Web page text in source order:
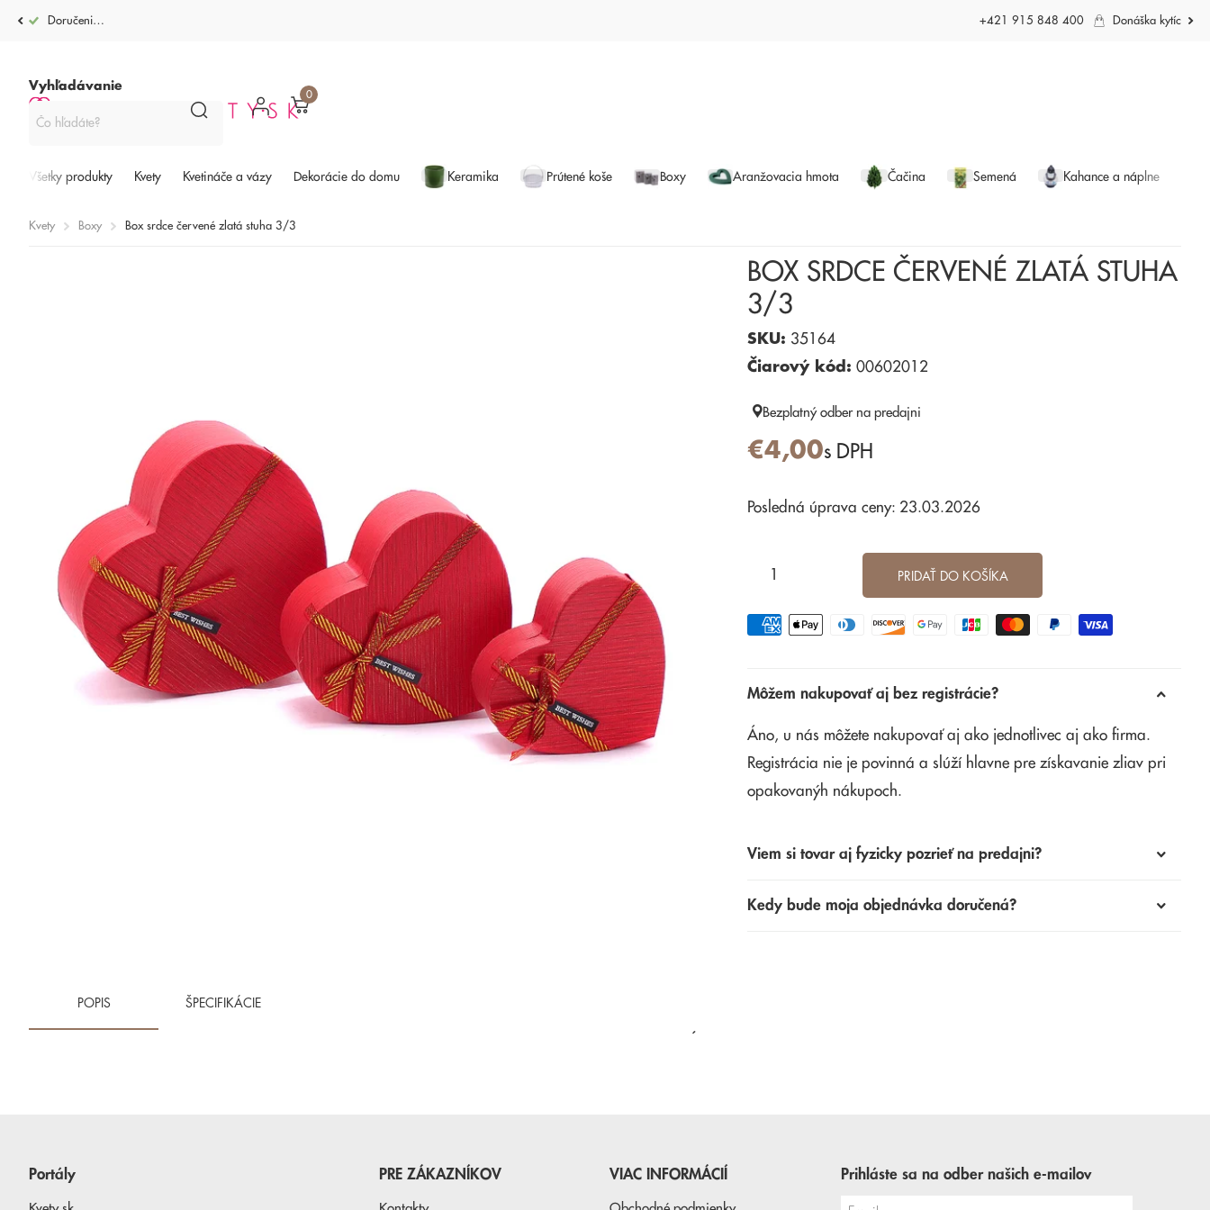
Doručenie po celej SR od 4,99€ +421 915 848 400 Donáška kytíc
Vyhľadávanie
0
Všetky produkty Kvety Kvetináče a vázy Dekorácie do domu Keramika Prútené koše Boxy Aranžovacia hmota Čačina Semená Kahance a náplne
Kvety Boxy Box srdce červené zlatá stuha 3/3
BOX SRDCE ČERVENÉ ZLATÁ STUHA
3/3
SKU: 35164
Čiarový kód: 00602012
Bezplatný odber na predajni
€4,00s DPH
Posledná úprava ceny: 23.03.2026
PRIDAŤ DO KOŠÍKA
Môžem nakupovať aj bez registrácie?
Áno, u nás môžete nakupovať aj ako jednotlivec aj ako firma.
Registrácia nie je povinná a slúží hlavne pre získavanie zliav pri
opakovanýh nákupoch.
Viem si tovar aj fyzicky pozrieť na predajni?
Kedy bude moja objednávka doručená?
POPIS ŠPECIFIKÁCIE
Portály PRE ZÁKAZNÍKOV VIAC INFORMÁCIÍ Prihláste sa na odber našich e-mailov